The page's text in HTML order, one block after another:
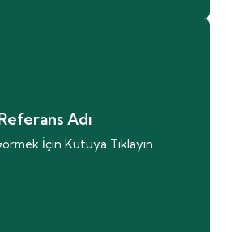
dolor sit amet consectetur
elit dolor
Adı
İçin Kutuya Tıklayın